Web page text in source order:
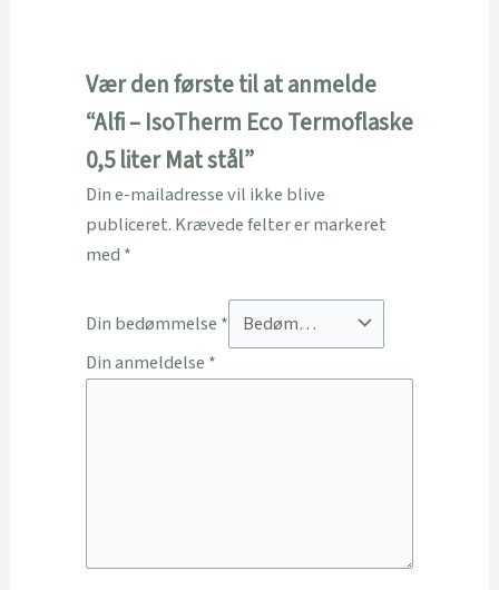
Vær den første til at anmelde
“Alfi – IsoTherm Eco Termoflaske
0,5 liter Mat stål”
Din e-mailadresse vil ikke blive
publiceret. Krævede felter er markeret
med *
Din bedømmelse *
Din anmeldelse *